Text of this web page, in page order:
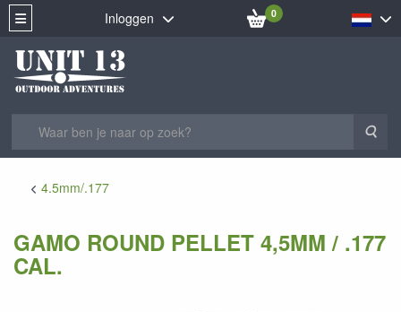
Inloggen 0
4.5mm/.177
GAMO ROUND PELLET 4,5MM / .177
CAL.